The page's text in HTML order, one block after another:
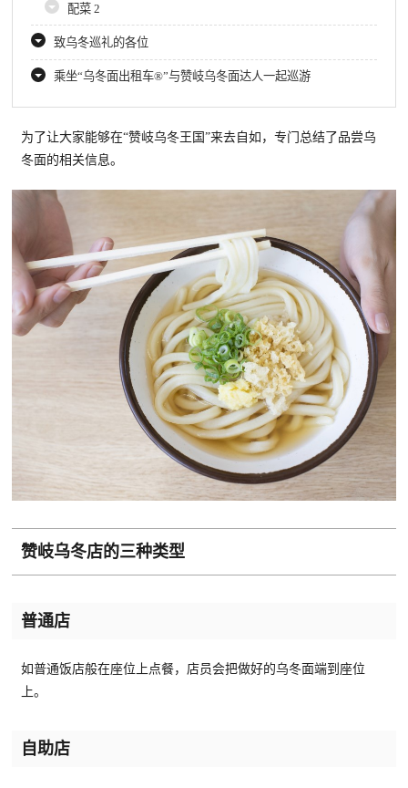
配菜 2
致乌冬巡礼的各位
乘坐“乌冬面出租车®”与赞岐乌冬面达人一起巡游
为了让大家能够在“赞岐乌冬王国”来去自如，专门总结了品尝乌
冬面的相关信息。
赞岐乌冬店的三种类型
普通店
如普通饭店般在座位上点餐，店员会把做好的乌冬面端到座位
上。
自助店